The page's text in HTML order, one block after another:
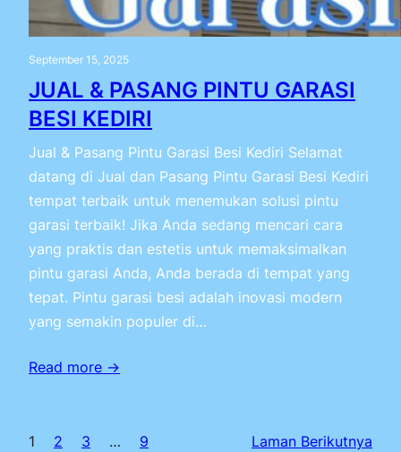
September 15, 2025
JUAL & PASANG PINTU GARASI
BESI KEDIRI
Jual & Pasang Pintu Garasi Besi Kediri Selamat
datang di Jual dan Pasang Pintu Garasi Besi Kediri
tempat terbaik untuk menemukan solusi pintu
garasi terbaik! Jika Anda sedang mencari cara
yang praktis dan estetis untuk memaksimalkan
pintu garasi Anda, Anda berada di tempat yang
tepat. Pintu garasi besi adalah inovasi modern
yang semakin populer di…
Read more →
1 2 3 … 9 Laman Berikutnya